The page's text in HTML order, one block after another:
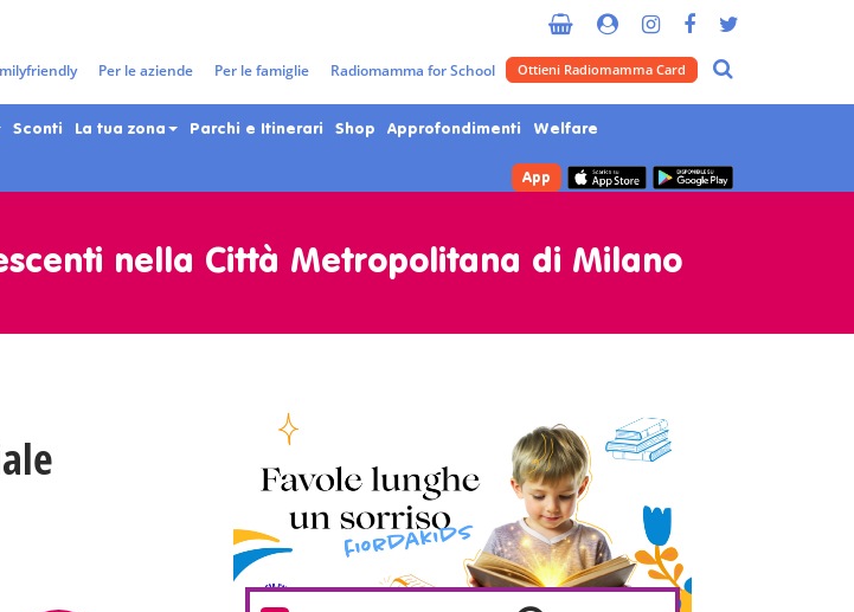
Per le aziende Per le famiglie Radiomamma for School Ottieni Radiomamma Card
Sconti La tua zona Parchi e Itinerari Shop Approfondimenti Welfare
App
nella Città Metropolitana di Milano